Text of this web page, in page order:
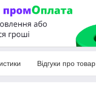
Відгуки про товар